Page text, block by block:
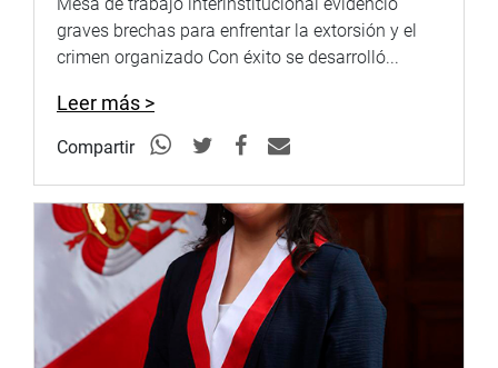
graves brechas para enfrentar la extorsión y el
crimen organizado Con éxito se desarrolló...
Leer más >
Compartir